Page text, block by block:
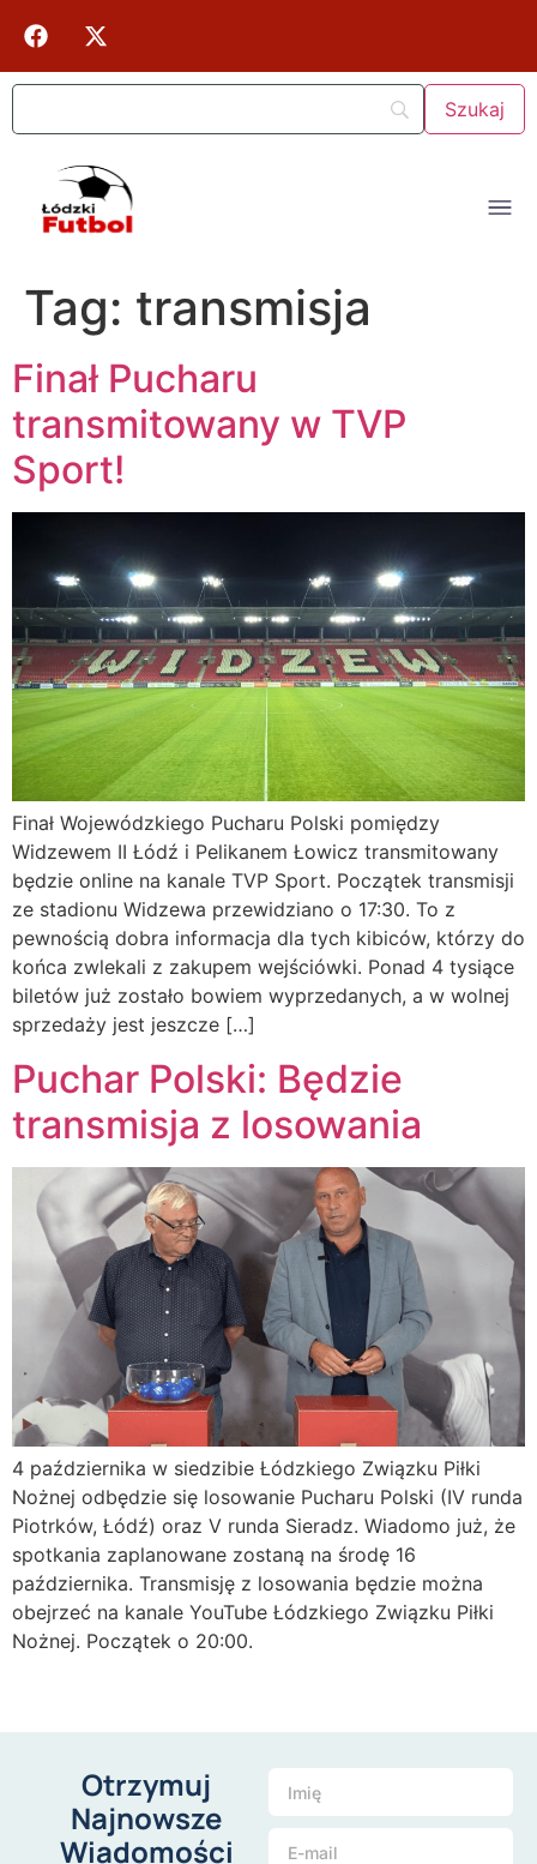
Tag: transmisja
Finał Pucharu
transmitowany w TVP
Sport!
Finał Wojewódzkiego Pucharu Polski pomiędzy
Widzewem II Łódź i Pelikanem Łowicz transmitowany
będzie online na kanale TVP Sport. Początek transmisji
ze stadionu Widzewa przewidziano o 17:30. To z
pewnością dobra informacja dla tych kibiców, którzy do
końca zwlekali z zakupem wejściówki. Ponad 4 tysiące
biletów już zostało bowiem wyprzedanych, a w wolnej
sprzedaży jest jeszcze […]
Puchar Polski: Będzie
transmisja z losowania
4 października w siedzibie Łódzkiego Związku Piłki
Nożnej odbędzie się losowanie Pucharu Polski (IV runda
Piotrków, Łódź) oraz V runda Sieradz. Wiadomo już, że
spotkania zaplanowane zostaną na środę 16
października. Transmisję z losowania będzie można
obejrzeć na kanale YouTube Łódzkiego Związku Piłki
Nożnej. Początek o 20:00.
Otrzymuj
Najnowsze
Wiadomości